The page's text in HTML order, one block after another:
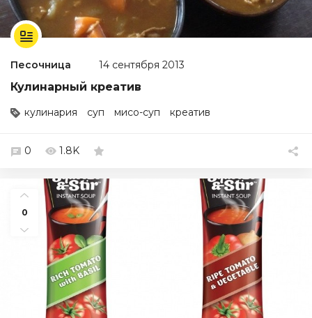
Песочница 14 сентября 2013
Кулинарный креатив
кулинария суп мисо-суп креатив
0 1.8K
0